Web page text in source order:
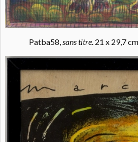
Patba58,sans titre. 21 x 29,7